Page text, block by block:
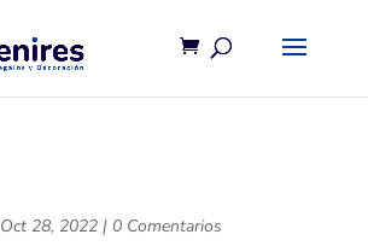
Oct 28, 2022| 0 Comentarios